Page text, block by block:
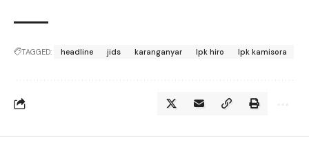
TAGGED: headline jids karanganyar lpk hiro lpk kamisora